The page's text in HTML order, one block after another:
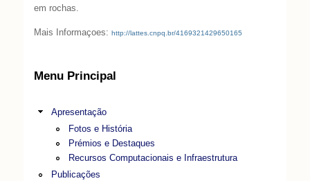
em rochas.
Mais Informaçoes: http://lattes.cnpq.br/4169321429650165
Menu Principal
Apresentação
Fotos e História
Prémios e Destaques
Recursos Computacionais e Infraestrutura
Publicações